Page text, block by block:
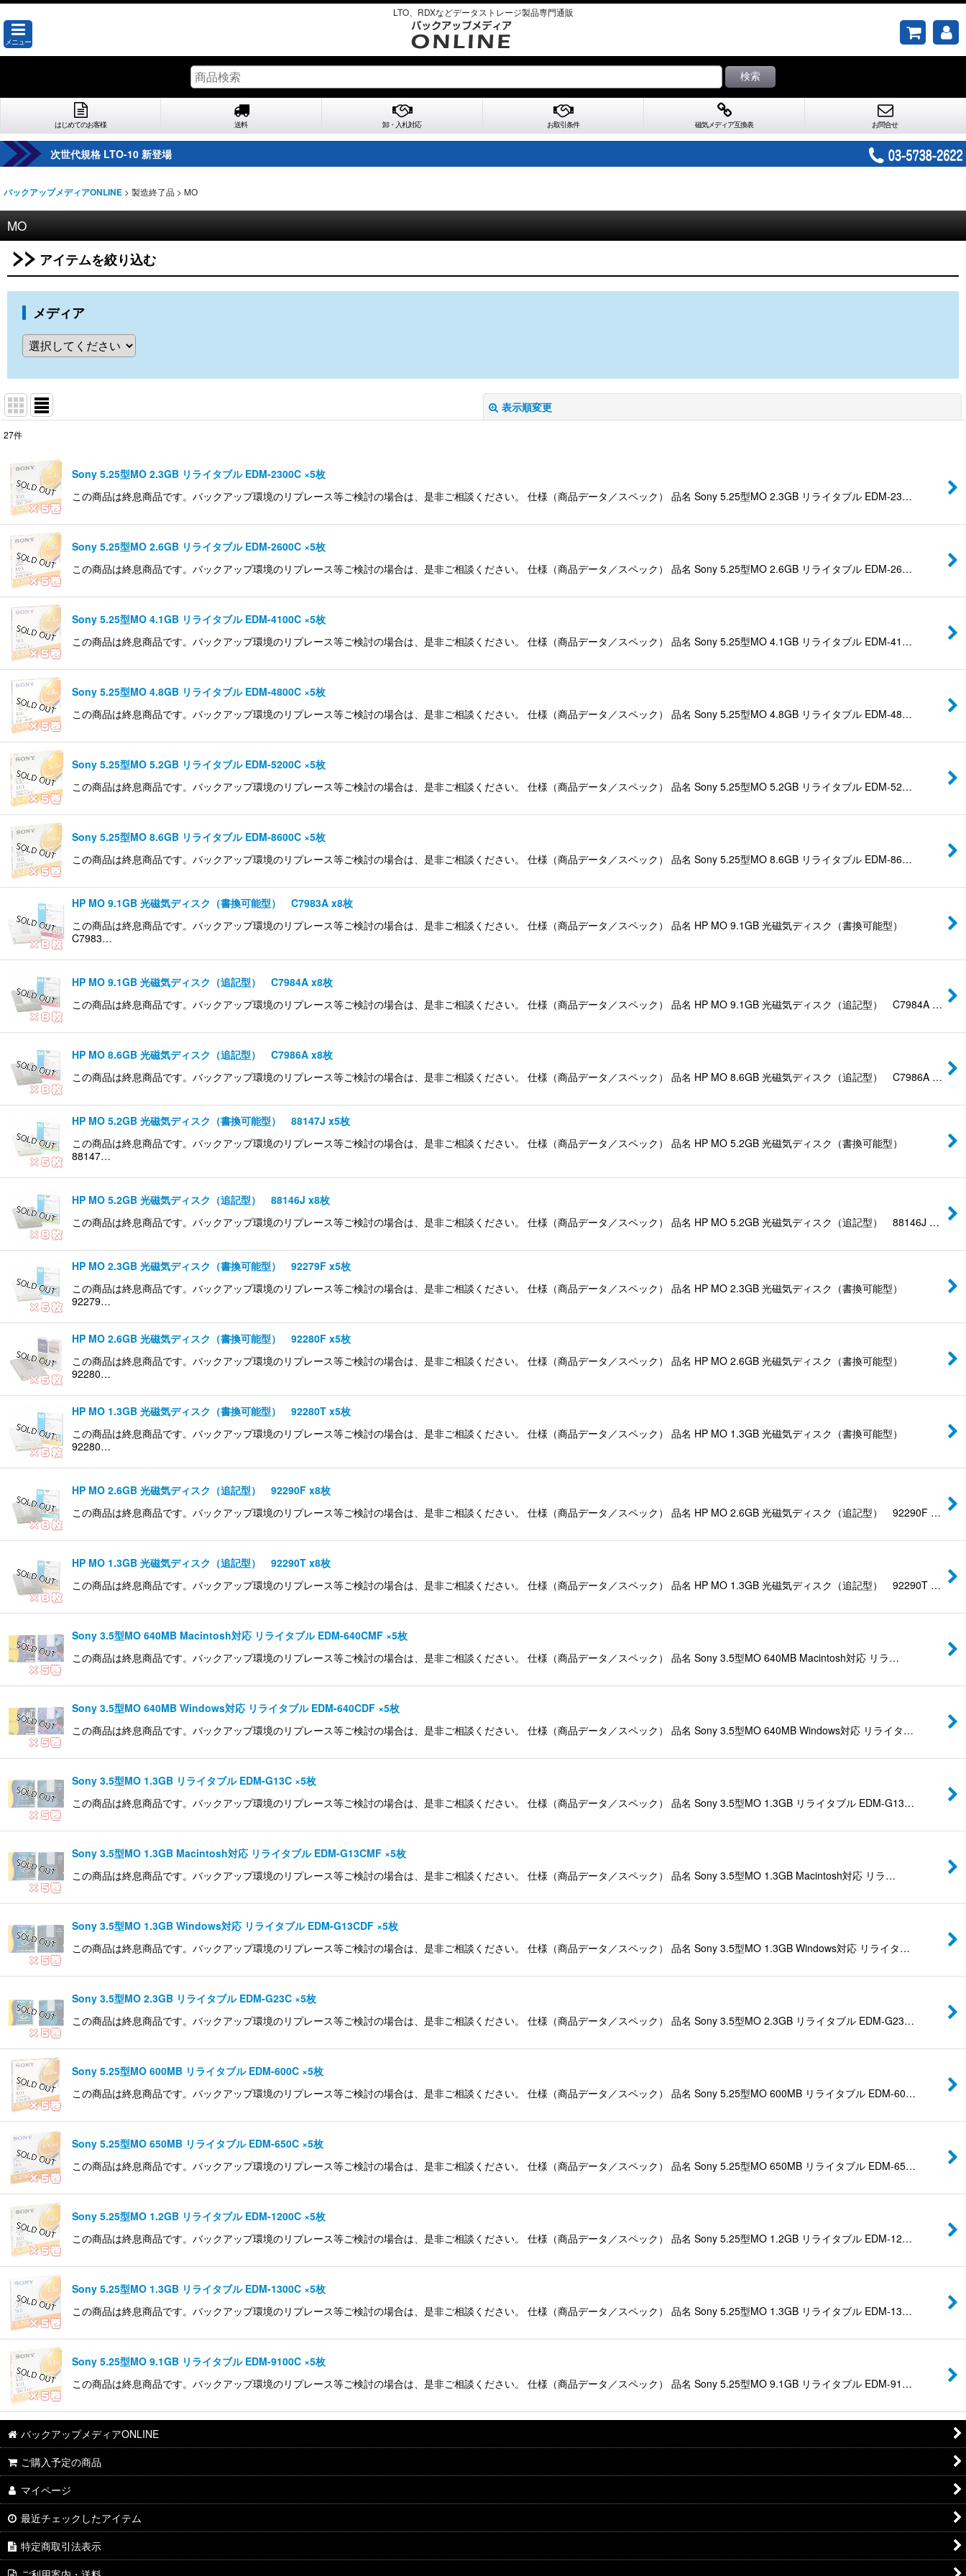
LTO、RDXなどデータストレージ製品専門通販
メニュー
検索
はじめてのお客様 送料 卸・入札対応 お取引条件 磁気メディア互換表 お問合せ
次世代規格 LTO-10 新登場
バックアップメディアONLINE > 製造終了品 > MO
MO
アイテムを絞り込む
メディア
表示順変更
並び順:
絞り込む
27件
Sony 5.25型MO 2.3GB リライタブル EDM-2300C ×5枚
この商品は終息商品です。バックアップ環境のリプレース等ご検討の場合は、是非ご相談ください。 仕様（商品データ／スペック） 品名 Sony 5.25型MO 2.3GB リライタブル EDM-23…
Sony 5.25型MO 2.6GB リライタブル EDM-2600C ×5枚
この商品は終息商品です。バックアップ環境のリプレース等ご検討の場合は、是非ご相談ください。 仕様（商品データ／スペック） 品名 Sony 5.25型MO 2.6GB リライタブル EDM-26…
Sony 5.25型MO 4.1GB リライタブル EDM-4100C ×5枚
この商品は終息商品です。バックアップ環境のリプレース等ご検討の場合は、是非ご相談ください。 仕様（商品データ／スペック） 品名 Sony 5.25型MO 4.1GB リライタブル EDM-41…
Sony 5.25型MO 4.8GB リライタブル EDM-4800C ×5枚
この商品は終息商品です。バックアップ環境のリプレース等ご検討の場合は、是非ご相談ください。 仕様（商品データ／スペック） 品名 Sony 5.25型MO 4.8GB リライタブル EDM-48…
Sony 5.25型MO 5.2GB リライタブル EDM-5200C ×5枚
この商品は終息商品です。バックアップ環境のリプレース等ご検討の場合は、是非ご相談ください。 仕様（商品データ／スペック） 品名 Sony 5.25型MO 5.2GB リライタブル EDM-52…
Sony 5.25型MO 8.6GB リライタブル EDM-8600C ×5枚
この商品は終息商品です。バックアップ環境のリプレース等ご検討の場合は、是非ご相談ください。 仕様（商品データ／スペック） 品名 Sony 5.25型MO 8.6GB リライタブル EDM-86…
HP MO 9.1GB 光磁気ディスク（書換可能型） C7983A x8枚
この商品は終息商品です。バックアップ環境のリプレース等ご検討の場合は、是非ご相談ください。 仕様（商品データ／スペック） 品名 HP MO 9.1GB 光磁気ディスク（書換可能型）
C7983…
HP MO 9.1GB 光磁気ディスク（追記型） C7984A x8枚
この商品は終息商品です。バックアップ環境のリプレース等ご検討の場合は、是非ご相談ください。 仕様（商品データ／スペック） 品名 HP MO 9.1GB 光磁気ディスク（追記型） C7984A …
HP MO 8.6GB 光磁気ディスク（追記型） C7986A x8枚
この商品は終息商品です。バックアップ環境のリプレース等ご検討の場合は、是非ご相談ください。 仕様（商品データ／スペック） 品名 HP MO 8.6GB 光磁気ディスク（追記型） C7986A …
HP MO 5.2GB 光磁気ディスク（書換可能型） 88147J x5枚
この商品は終息商品です。バックアップ環境のリプレース等ご検討の場合は、是非ご相談ください。 仕様（商品データ／スペック） 品名 HP MO 5.2GB 光磁気ディスク（書換可能型）
88147…
HP MO 5.2GB 光磁気ディスク（追記型） 88146J x8枚
この商品は終息商品です。バックアップ環境のリプレース等ご検討の場合は、是非ご相談ください。 仕様（商品データ／スペック） 品名 HP MO 5.2GB 光磁気ディスク（追記型） 88146J …
HP MO 2.3GB 光磁気ディスク（書換可能型） 92279F x5枚
この商品は終息商品です。バックアップ環境のリプレース等ご検討の場合は、是非ご相談ください。 仕様（商品データ／スペック） 品名 HP MO 2.3GB 光磁気ディスク（書換可能型）
92279…
HP MO 2.6GB 光磁気ディスク（書換可能型） 92280F x5枚
この商品は終息商品です。バックアップ環境のリプレース等ご検討の場合は、是非ご相談ください。 仕様（商品データ／スペック） 品名 HP MO 2.6GB 光磁気ディスク（書換可能型）
92280…
HP MO 1.3GB 光磁気ディスク（書換可能型） 92280T x5枚
この商品は終息商品です。バックアップ環境のリプレース等ご検討の場合は、是非ご相談ください。 仕様（商品データ／スペック） 品名 HP MO 1.3GB 光磁気ディスク（書換可能型）
92280…
HP MO 2.6GB 光磁気ディスク（追記型） 92290F x8枚
この商品は終息商品です。バックアップ環境のリプレース等ご検討の場合は、是非ご相談ください。 仕様（商品データ／スペック） 品名 HP MO 2.6GB 光磁気ディスク（追記型） 92290F …
HP MO 1.3GB 光磁気ディスク（追記型） 92290T x8枚
この商品は終息商品です。バックアップ環境のリプレース等ご検討の場合は、是非ご相談ください。 仕様（商品データ／スペック） 品名 HP MO 1.3GB 光磁気ディスク（追記型） 92290T …
Sony 3.5型MO 640MB Macintosh対応 リライタブル EDM-640CMF ×5枚
この商品は終息商品です。バックアップ環境のリプレース等ご検討の場合は、是非ご相談ください。 仕様（商品データ／スペック） 品名 Sony 3.5型MO 640MB Macintosh対応 リラ…
Sony 3.5型MO 640MB Windows対応 リライタブル EDM-640CDF ×5枚
この商品は終息商品です。バックアップ環境のリプレース等ご検討の場合は、是非ご相談ください。 仕様（商品データ／スペック） 品名 Sony 3.5型MO 640MB Windows対応 リライタ…
Sony 3.5型MO 1.3GB リライタブル EDM-G13C ×5枚
この商品は終息商品です。バックアップ環境のリプレース等ご検討の場合は、是非ご相談ください。 仕様（商品データ／スペック） 品名 Sony 3.5型MO 1.3GB リライタブル EDM-G13…
Sony 3.5型MO 1.3GB Macintosh対応 リライタブル EDM-G13CMF ×5枚
この商品は終息商品です。バックアップ環境のリプレース等ご検討の場合は、是非ご相談ください。 仕様（商品データ／スペック） 品名 Sony 3.5型MO 1.3GB Macintosh対応 リラ…
Sony 3.5型MO 1.3GB Windows対応 リライタブル EDM-G13CDF ×5枚
この商品は終息商品です。バックアップ環境のリプレース等ご検討の場合は、是非ご相談ください。 仕様（商品データ／スペック） 品名 Sony 3.5型MO 1.3GB Windows対応 リライタ…
Sony 3.5型MO 2.3GB リライタブル EDM-G23C ×5枚
この商品は終息商品です。バックアップ環境のリプレース等ご検討の場合は、是非ご相談ください。 仕様（商品データ／スペック） 品名 Sony 3.5型MO 2.3GB リライタブル EDM-G23…
Sony 5.25型MO 600MB リライタブル EDM-600C ×5枚
この商品は終息商品です。バックアップ環境のリプレース等ご検討の場合は、是非ご相談ください。 仕様（商品データ／スペック） 品名 Sony 5.25型MO 600MB リライタブル EDM-60…
Sony 5.25型MO 650MB リライタブル EDM-650C ×5枚
この商品は終息商品です。バックアップ環境のリプレース等ご検討の場合は、是非ご相談ください。 仕様（商品データ／スペック） 品名 Sony 5.25型MO 650MB リライタブル EDM-65…
Sony 5.25型MO 1.2GB リライタブル EDM-1200C ×5枚
この商品は終息商品です。バックアップ環境のリプレース等ご検討の場合は、是非ご相談ください。 仕様（商品データ／スペック） 品名 Sony 5.25型MO 1.2GB リライタブル EDM-12…
Sony 5.25型MO 1.3GB リライタブル EDM-1300C ×5枚
この商品は終息商品です。バックアップ環境のリプレース等ご検討の場合は、是非ご相談ください。 仕様（商品データ／スペック） 品名 Sony 5.25型MO 1.3GB リライタブル EDM-13…
Sony 5.25型MO 9.1GB リライタブル EDM-9100C ×5枚
この商品は終息商品です。バックアップ環境のリプレース等ご検討の場合は、是非ご相談ください。 仕様（商品データ／スペック） 品名 Sony 5.25型MO 9.1GB リライタブル EDM-91…
バックアップメディアONLINE
ご購入予定の商品
マイページ
最近チェックしたアイテム
特定商取引法表示